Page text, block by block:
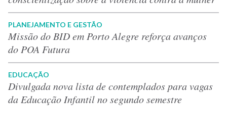
PLANEJAMENTO E GESTÃO
Missão do BID em Porto Alegre reforça avanços
do POA Futura
EDUCAÇÃO
Divulgada nova lista de contemplados para vagas
da Educação Infantil no segundo semestre